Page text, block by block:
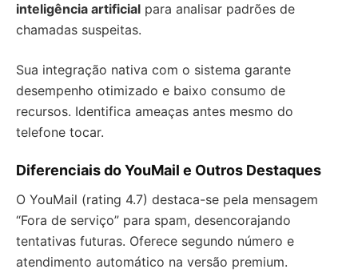
inteligência artificial para analisar padrões de
chamadas suspeitas.
Sua integração nativa com o sistema garante
desempenho otimizado e baixo consumo de
recursos. Identifica ameaças antes mesmo do
telefone tocar.
Diferenciais do YouMail e Outros Destaques
O YouMail (rating 4.7) destaca-se pela mensagem
“Fora de serviço” para spam, desencorajando
tentativas futuras. Oferece segundo número e
atendimento automático na versão premium.